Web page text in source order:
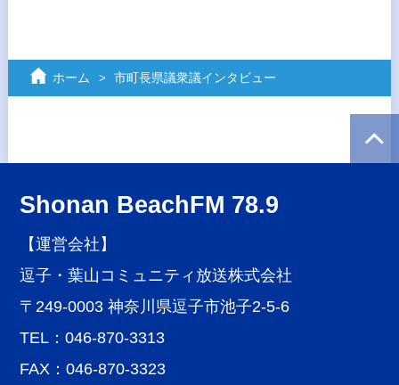
ホーム 市町長県議衆議インタビュー
Shonan BeachFM 78.9
【運営会社】
逗子・葉山コミュニティ放送株式会社
〒249-0003 神奈川県逗子市池子2-5-6
TEL：046-870-3313
FAX：046-870-3323